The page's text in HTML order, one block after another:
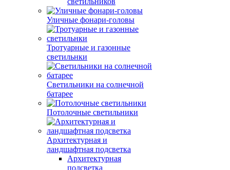
Уличные фонари-головы
Тротуарные и газонные
светильнки
Светильники на солнечной
батарее
Потолочные светильники
Архитектурная и
ландшафтная подсветка
Архитектурная
подсветка